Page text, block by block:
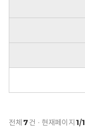
원
회
전체 7건 · 현재페이지1/1